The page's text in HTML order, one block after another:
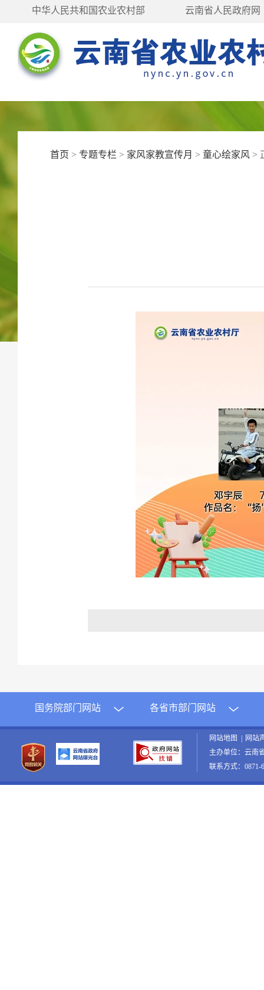
中华人民共和国农业农村部 云南省人民政府网
首页 > 专题专栏 > 家风家教宣传月 >童心绘家风 >
国务院部门网站 各省市部门网站
网站地图 | 网站
主办单位：云南
联系方式：0871-